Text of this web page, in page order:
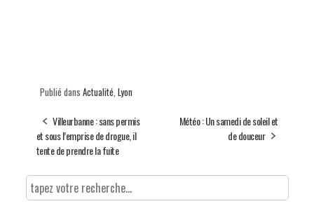
Publié dans Actualité, Lyon
Villeurbanne : sans permis
et sous l’emprise de drogue, il
tente de prendre la fuite
Météo : Un samedi de soleil et
de douceur